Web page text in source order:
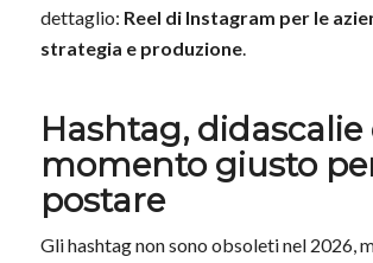
dettaglio: Reel di Instagram per le
strategia e produzione.
Hashtag, didascalie
momento giusto
postare
Gli hashtag non sono obsoleti nel 2026,